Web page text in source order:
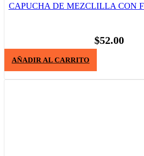
CAPUCHA DE MEZCLILLA CON
$52.00
AÑADIR AL CARRITO